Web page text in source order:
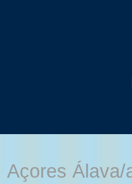
Açores Álava/